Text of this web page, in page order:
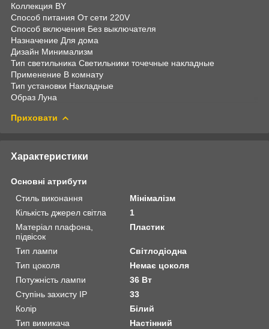
Коллекция BY
Способ питания От сети 220V
Способ включения Без выключателя
Назначение Для дома
Дизайн Минимализм
Тип светильника Светильники точечные накладные
Применение В комнату
Тип установки Накладные
Образ Луна
Приховати
Характеристики
Основні атрибути
Стиль виконання
Мінімалізм
Кількість джерел світла
1
Матеріал плафона,
підвісок
Пластик
Тип лампи
Світлодіодна
Тип цоколя
Немає цоколя
Потужність лампи
36 Вт
Ступінь захисту IP
33
Колір
Білий
Тип вимикача
Настінний